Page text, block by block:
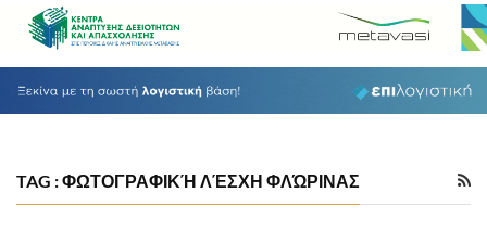
TAG : ΦΩΤΟΓΡΑΦΙΚΉ ΛΈΣΧΗ ΦΛΏΡΙΝΑΣ